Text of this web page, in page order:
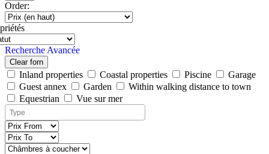
Order:
Recherche Avancée
Clear forn
Inland properties Coastal properties Piscine
Garage
Guest annex
Garden
Within walking distance to town
Equestrian
Vue sur mer